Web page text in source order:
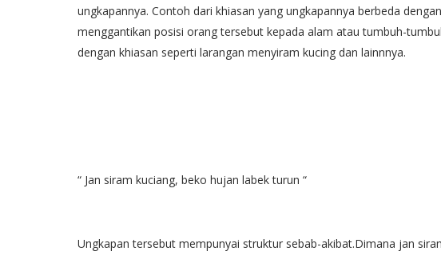
ungkapannya. Contoh dari khiasan yang ungkapannya berbeda
menggantikan posisi orang tersebut kepada alam atau tumbuh-
dengan khiasan seperti larangan menyiram kucing dan lainnnya.
“ Jan siram kuciang, beko hujan labek turun “
Ungkapan tersebut mempunyai struktur sebab-akibat.Dimana jan